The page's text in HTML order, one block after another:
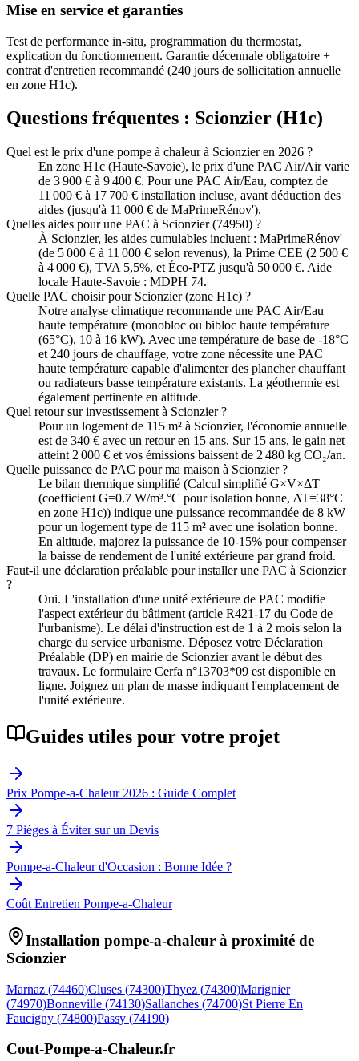
Mise en service et garanties
Test de performance in-situ, programmation du thermostat,
explication du fonctionnement. Garantie décennale obligatoire +
contrat d'entretien recommandé (240 jours de sollicitation annuelle
en zone H1c).
Questions fréquentes : Scionzier (H1c)
Quel est le prix d'une pompe à chaleur à Scionzier en 2026 ?
En zone H1c (Haute-Savoie), le prix d'une PAC Air/Air varie
de 3 900 € à 9 400 €. Pour une PAC Air/Eau, comptez de
11 000 € à 17 700 € installation incluse, avant déduction des
aides (jusqu'à 11 000 € de MaPrimeRénov').
Quelles aides pour une PAC à Scionzier (74950) ?
À Scionzier, les aides cumulables incluent : MaPrimeRénov'
(de 5 000 € à 11 000 € selon revenus), la Prime CEE (2 500 €
à 4 000 €), TVA 5,5%, et Éco-PTZ jusqu'à 50 000 €. Aide
locale Haute-Savoie : MDPH 74.
Quelle PAC choisir pour Scionzier (zone H1c) ?
Notre analyse climatique recommande une PAC Air/Eau
haute température (monobloc ou bibloc haute température
(65°C), 10 à 16 kW). Avec une température de base de -18°C
et 240 jours de chauffage, votre zone nécessite une PAC
haute température capable d'alimenter des plancher chauffant
ou radiateurs basse température existants. La géothermie est
également pertinente en altitude.
Quel retour sur investissement à Scionzier ?
Pour un logement de 115 m² à Scionzier, l'économie annuelle
est de 340 € avec un retour en 15 ans. Sur 15 ans, le gain net
atteint 2 000 € et vos émissions baissent de 2 480 kg CO₂/an.
Quelle puissance de PAC pour ma maison à Scionzier ?
Le bilan thermique simplifié (Calcul simplifié G×V×ΔT
(coefficient G=0.7 W/m³.°C pour isolation bonne, ΔT=38°C
en zone H1c)) indique une puissance recommandée de 8 kW
pour un logement type de 115 m² avec une isolation bonne.
En altitude, majorez la puissance de 10-15% pour compenser
la baisse de rendement de l'unité extérieure par grand froid.
Faut-il une déclaration préalable pour installer une PAC à Scionzier
?
Oui. L'installation d'une unité extérieure de PAC modifie
l'aspect extérieur du bâtiment (article R421-17 du Code de
l'urbanisme). Le délai d'instruction est de 1 à 2 mois selon la
charge du service urbanisme. Déposez votre Déclaration
Préalable (DP) en mairie de Scionzier avant le début des
travaux. Le formulaire Cerfa n°13703*09 est disponible en
ligne. Joignez un plan de masse indiquant l'emplacement de
l'unité extérieure.
Guides utiles pour votre projet
Prix Pompe-a-Chaleur 2026 : Guide Complet
7 Pièges à Éviter sur un Devis
Pompe-a-Chaleur d'Occasion : Bonne Idée ?
Coût Entretien Pompe-a-Chaleur
Installation pompe-a-chaleur à proximité de
Scionzier
Marnaz (74460)Cluses (74300)Thyez (74300)Marignier
(74970)Bonneville (74130)Sallanches (74700)St Pierre En
Faucigny (74800)Passy (74190)
Cout-Pompe-a-Chaleur.fr